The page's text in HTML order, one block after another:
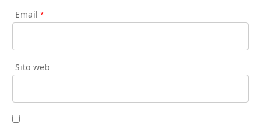
Email *
Sito web